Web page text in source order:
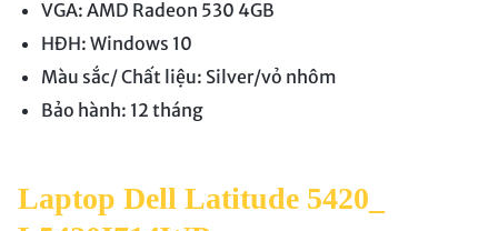
VGA: AMD Radeon 530 4GB
HĐH: Windows 10
Màu sắc/ Chất liệu: Silver/vỏ nhôm
Bảo hành: 12 tháng
Laptop Dell Latitude 5420_